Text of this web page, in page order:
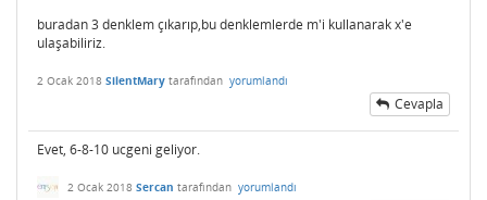
buradan 3 denklem çıkarıp,bu denklemlerde m'i kullanarak x'e
ulaşabiliriz.
2 Ocak 2018 SilentMary tarafından yorumlandı
Cevapla
Evet, 6-8-10 ucgeni geliyor.
2 Ocak 2018 Sercan tarafından yorumlandı